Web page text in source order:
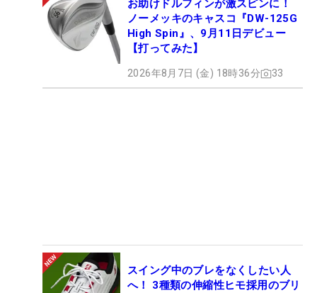
お助けドルフィンが激スピンに！
ノーメッキのキャスコ『DW-125G
High Spin』、9月11日デビュー
【打ってみた】
2026年8月7日 (金) 18時36分 33
スイング中のブレをなくしたい人
へ！ 3種類の伸縮性ヒモ採用のブリ